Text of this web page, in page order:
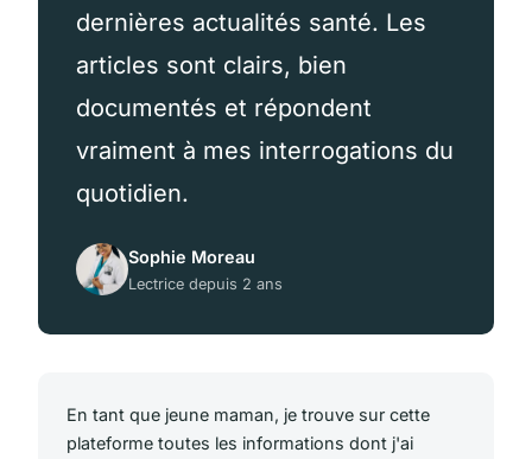
dernières actualités santé. Les
articles sont clairs, bien
documentés et répondent
vraiment à mes interrogations du
quotidien.
Sophie Moreau
Lectrice depuis 2 ans
En tant que jeune maman, je trouve sur cette
plateforme toutes les informations dont j'ai